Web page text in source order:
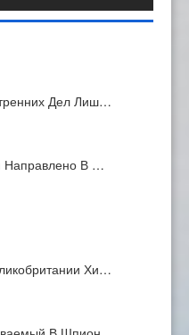
Дел Лиш…
Направлено В …
Хи…